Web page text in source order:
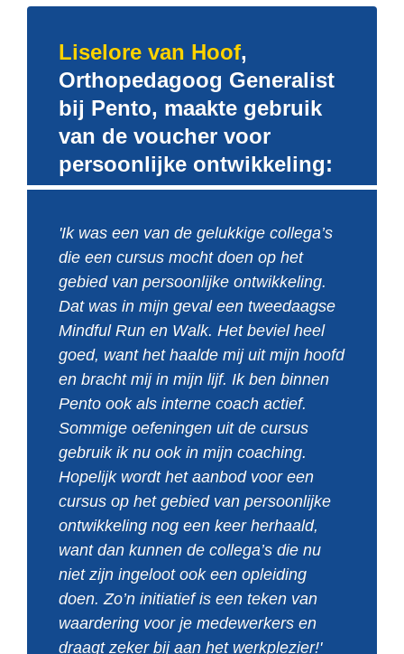
Liselore van Hoof,
Orthopedagoog Generalist
bij Pento, maakte gebruik
van de voucher voor
persoonlijke ontwikkeling:
'Ik was een van de gelukkige collega’s
die een cursus mocht doen op het
gebied van persoonlijke ontwikkeling.
Dat was in mijn geval een tweedaagse
Mindful Run en Walk. Het beviel heel
goed, want het haalde mij uit mijn hoofd
en bracht mij in mijn lijf. Ik ben binnen
Pento ook als interne coach actief.
Sommige oefeningen uit de cursus
gebruik ik nu ook in mijn coaching.
Hopelijk wordt het aanbod voor een
cursus op het gebied van persoonlijke
ontwikkeling nog een keer herhaald,
want dan kunnen de collega’s die nu
niet zijn ingeloot ook een opleiding
doen. Zo’n initiatief is een teken van
waardering voor je medewerkers en
draagt zeker bij aan het werkplezier!'